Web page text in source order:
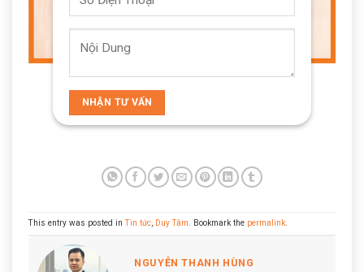
This entry was posted inTin tức Duy Tâm . Bookmark the permalink
NGUYỄN THANH HÙNG